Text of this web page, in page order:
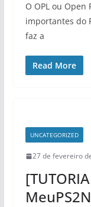
O OPL ou Open
importantes do
faz a
Read More
UNCATEGORIZED
27 de fevereiro